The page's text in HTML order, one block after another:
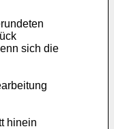
sich die
hinein